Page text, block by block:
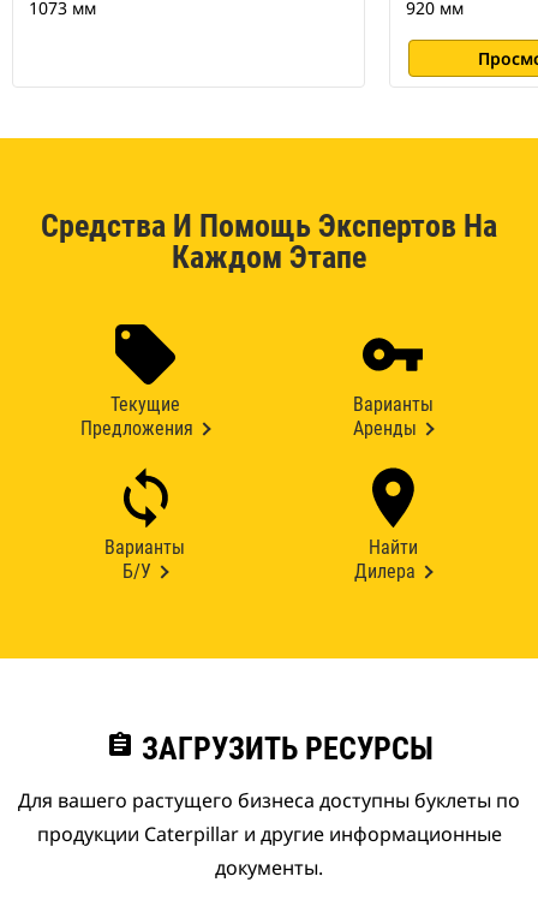
1073 мм 920 мм
Средства И Помощь Экспертов На
Каждом Этапе
Текущие
Предложения
Варианты
Аренды
Варианты
Б/У
Найти
Дилера
assignment ЗАГРУЗИТЬ РЕСУРСЫ
Для вашего растущего бизнеса доступны буклеты по
продукции Caterpillar и другие информационные
документы.